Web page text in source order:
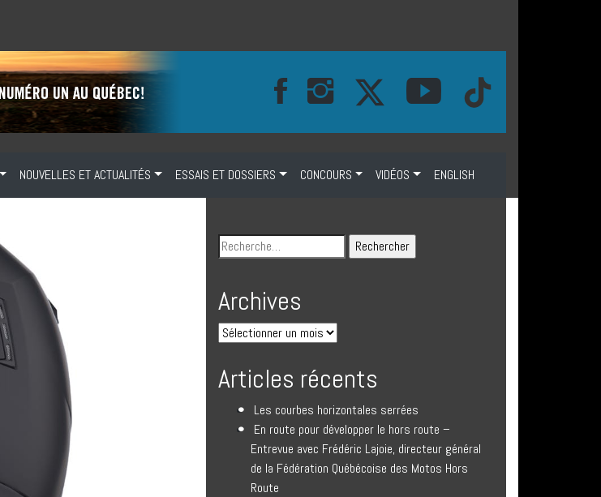
NOUVELLES ET ACTUALITÉS ESSAIS ET DOSSIERS CONCOURS VIDÉOS ENGLISH
Archives
Articles récents
Les courbes horizontales serrées
En route pour développer le hors route –
Entrevue avec Frédéric Lajoie, directeur général
de la Fédération Québécoise des Motos Hors
Route